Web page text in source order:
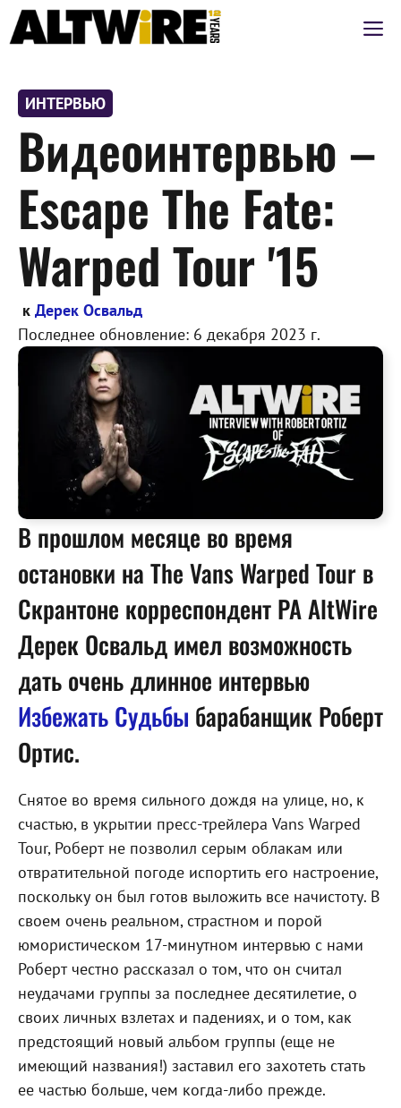
Перейти
ИНТЕРВЬЮ
Видеоинтервью –
Escape The Fate:
Warped Tour '15
к Дерек Освальд
Последнее обновление: 6 декабря 2023 г.
В прошлом месяце во время
остановки на The Vans Warped Tour в
Скрантоне корреспондент PA AltWire
Дерек Освальд имел возможность
дать очень длинное интервью
Избежать Судьбы барабанщик Роберт
Ортис.
Снятое во время сильного дождя на улице, но, к
счастью, в укрытии пресс-трейлера Vans Warped
Tour, Роберт не позволил серым облакам или
отвратительной погоде испортить его настроение,
поскольку он был готов выложить все начистоту. В
своем очень реальном, страстном и порой
юмористическом 17-минутном интервью с нами
Роберт честно рассказал о том, что он считал
неудачами группы за последнее десятилетие, о
своих личных взлетах и падениях, и о том, как
предстоящий новый альбом группы (еще не
имеющий названия!) заставил его захотеть стать
ее частью больше, чем когда-либо прежде.